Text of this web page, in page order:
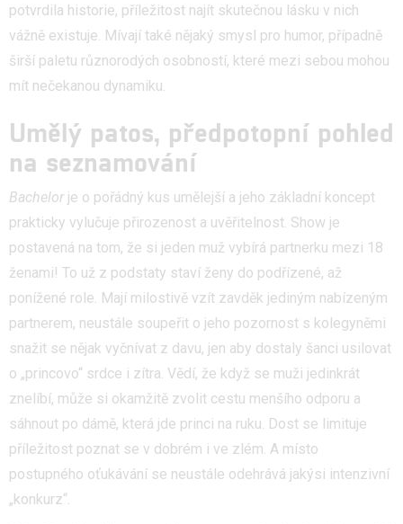
potvrdila historie, příležitost najít skutečnou lásku v nich
vážně existuje. Mívají také nějaký smysl pro humor, případně
širší paletu různorodých osobností, které mezi sebou mohou
mít nečekanou dynamiku.
Umělý patos, předpotopní pohled
na seznamování
Bachelor je o pořádný kus umělejší a jeho základní koncept
prakticky vylučuje přirozenost a uvěřitelnost. Show je
postavená na tom, že si jeden muž vybírá partnerku mezi 18
ženami! To už z podstaty staví ženy do podřízené, až
ponížené role. Mají milostivě vzít zavděk jediným nabízeným
partnerem, neustále soupeřit o jeho pozornost s kolegyněmi
snažit se nějak vyčnívat z davu, jen aby dostaly šanci usilovat
o „princovo“ srdce i zítra. Vědí, že když se muži jedinkrát
znelíbí, může si okamžitě zvolit cestu menšího odporu a
sáhnout po dámě, která jde princi na ruku. Dost se limituje
příležitost poznat se v dobrém i ve zlém. A místo
postupného oťukávání se neustále odehrává jakýsi intenzivní
„konkurz“.